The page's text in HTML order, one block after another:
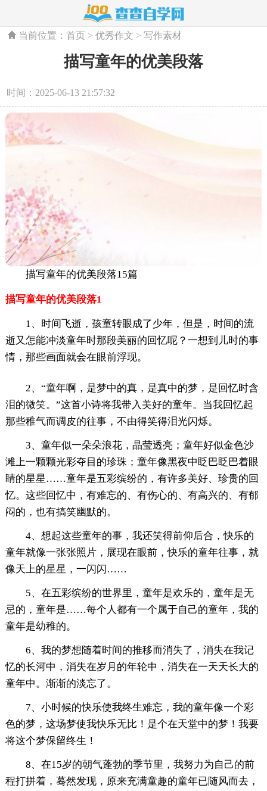
当前位置：首页 >优秀作文 >写作素材
描写童年的优美段落
时间：2025-06-13 21:57:32
描写童年的优美段落15篇
描写童年的优美段落1
1、时间飞逝，孩童转眼成了少年，但是，时间的流
逝又怎能冲淡童年时那段美丽的回忆呢？一想到儿时的事
情，那些画面就会在眼前浮现。
2、“童年啊，是梦中的真，是真中的梦，是回忆时含
泪的微笑。”这首小诗将我带入美好的童年。当我回忆起
那些稚气而调皮的往事，不由得笑得泪光闪烁。
3、童年似一朵朵浪花，晶莹透亮；童年好似金色沙
滩上一颗颗光彩夺目的珍珠；童年像黑夜中眨巴眨巴着眼
睛的星星……童年是五彩缤纷的，有许多美好、珍贵的回
忆。这些回忆中，有难忘的、有伤心的、有高兴的、有郁
闷的，也有搞笑幽默的。
4、想起这些童年的事，我还笑得前仰后合，快乐的
童年就像一张张照片，展现在眼前，快乐的童年往事，就
像天上的星星，一闪闪……
5、在五彩缤纷的世界里，童年是欢乐的，童年是无
忌的，童年是……每个人都有一个属于自己的童年，我的
童年是幼稚的。
6、我的梦想随着时间的推移而消失了，消失在我记
忆的长河中，消失在岁月的年轮中，消失在一天天长大的
童年中。渐渐的淡忘了。
7、小时候的快乐使我终生难忘，我的童年像一个彩
色的梦，这场梦使我快乐无比！是个在天堂中的梦！我要
将这个梦保留终生！
8、在15岁的朝气蓬勃的季节里，我努力为自己的前
程打拼着，蓦然发现，原来充满童趣的童年已随风而去，